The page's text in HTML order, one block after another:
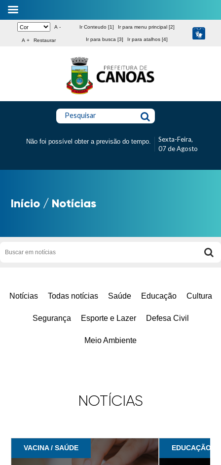
A -
A + Restaurar
Ir Conteudo [1] Ir para menu principal [2]
Ir para busca [3] Ir para atalhos [4]
Pesquisar
Não foi possível obter a previsão do tempo.
Sexta-Feira,
07 de Agosto
Início / Notícias
Notícias Todas notícias Saúde Educação Cultura
Segurança Esporte e Lazer Defesa Civil
Meio Ambiente
NOTÍCIAS
VACINA / SAÚDE EDUCAÇÃO